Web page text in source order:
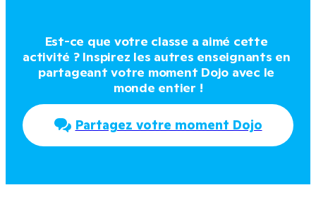
Est-ce que votre classe a aimé cette
activité ? Inspirez les autres enseignants en
partageant votre moment Dojo avec le
monde entier !
Partagez votre moment Dojo